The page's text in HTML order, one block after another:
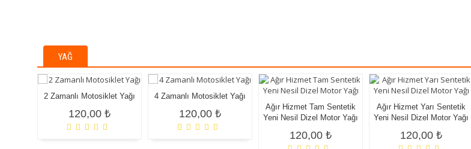
YAĞ
2 Zamanlı Motosiklet Yağı
120,00 ₺
4 Zamanlı Motosiklet Yağı
120,00 ₺
Ağır Hizmet Tam Sentetik
Yeni Nesil Dizel Motor Yağı
120,00 ₺
Ağır Hizmet Yarı Sentetik
Yeni Nesil Dizel Motor Yağı
120,00 ₺